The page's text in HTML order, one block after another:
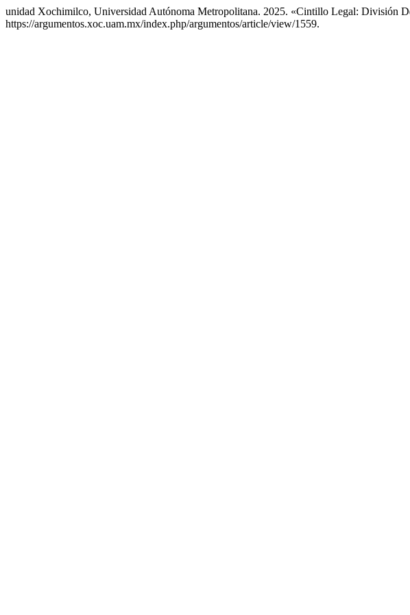
unidad Xochimilco, Universidad Autónoma Metropolitana. 2025. «Cintillo Legal: División
https://argumentos.xoc.uam.mx/index.php/argumentos/article/view/1559.